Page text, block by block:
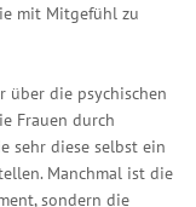
mit Mitgefühl zu
über die psychischen
Frauen durch
sehr diese selbst ein
Manchmal ist die
sondern die